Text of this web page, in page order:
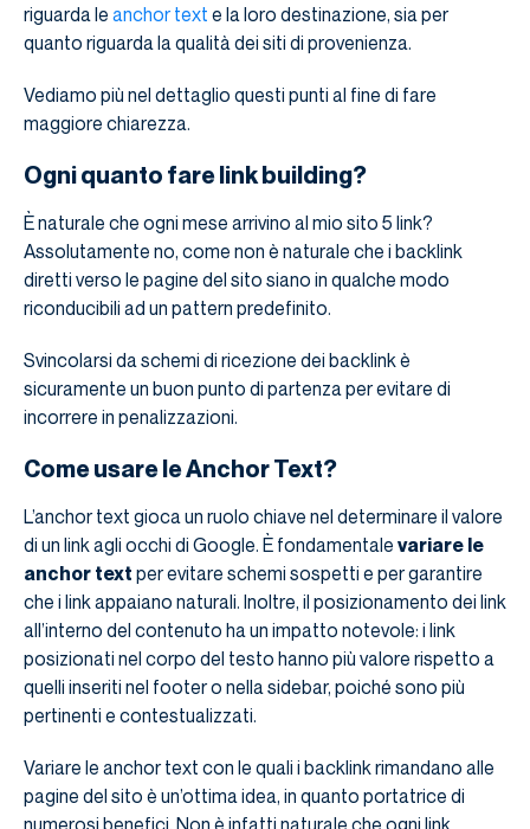
riguarda le anchor text e la loro destinazione, sia per
quanto riguarda la qualità dei siti di provenienza.
Vediamo più nel dettaglio questi punti al fine di fare
maggiore chiarezza.
Ogni quanto fare link building?
È naturale che ogni mese arrivino al mio sito 5 link?
Assolutamente no, come non è naturale che i backlink
diretti verso le pagine del sito siano in qualche modo
riconducibili ad un pattern predefinito.
Svincolarsi da schemi di ricezione dei backlink è
sicuramente un buon punto di partenza per evitare di
incorrere in penalizzazioni.
Come usare le Anchor Text?
L’anchor text gioca un ruolo chiave nel determinare il valore
di un link agli occhi di Google. È fondamentale variare le
anchor text per evitare schemi sospetti e per garantire
che i link appaiano naturali. Inoltre, il posizionamento dei link
all’interno del contenuto ha un impatto notevole: i link
posizionati nel corpo del testo hanno più valore rispetto a
quelli inseriti nel footer o nella sidebar, poiché sono più
pertinenti e contestualizzati.
Variare le anchor text con le quali i backlink rimandano alle
pagine del sito è un’ottima idea, in quanto portatrice di
numerosi benefici. Non è infatti naturale che ogni link